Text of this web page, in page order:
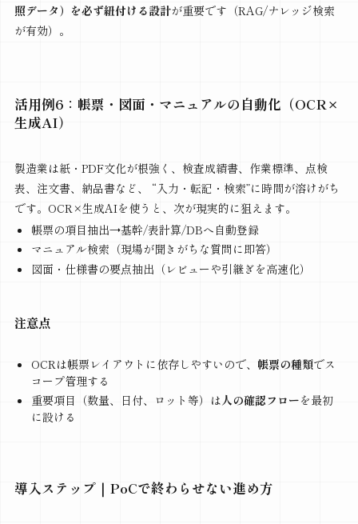
照データ）を必ず紐付ける設計が重要です（RAG/ナレッジ検索
が有効）。
活用例6：帳票・図面・マニュアルの自動化（OCR×
生成AI）
製造業は紙・PDF文化が根強く、検査成績書、作業標準、点検
表、注文書、納品書など、 “入力・転記・検索”に時間が溶けがち
です。OCR×生成AIを使うと、次が現実的に狙えます。
帳票の項目抽出→基幹/表計算/DBへ自動登録
マニュアル検索（現場が聞きがちな質問に即答）
図面・仕様書の要点抽出（レビューや引継ぎを高速化）
注意点
OCRは帳票レイアウトに依存しやすいので、 帳票の種類でス
コープ管理する
重要項目（数量、日付、ロット等）は人の確認フローを最初
に設ける
導入ステップ｜PoCで終わらせない進め方